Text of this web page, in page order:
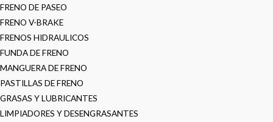
FRENO DE PASEO
FRENO V-BRAKE
FRENOS HIDRAULICOS
FUNDA DE FRENO
MANGUERA DE FRENO
PASTILLAS DE FRENO
GRASAS Y LUBRICANTES
LIMPIADORES Y DESENGRASANTES